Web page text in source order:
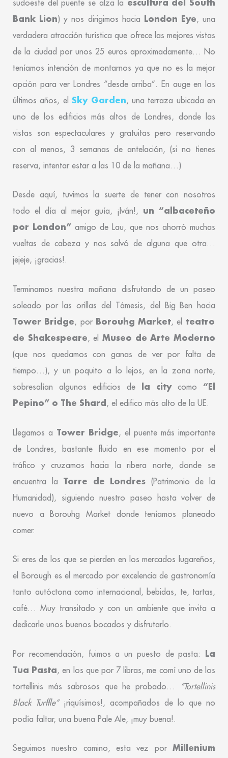
sudoeste del puente se alza la escultura del South
Bank Lion) y nos dirigimos hacia London Eye, una
verdadera atracción turística que ofrece las mejores vistas
de la ciudad por unos 25 euros aproximadamente… No
teníamos intención de montarnos ya que no es la mejor
opción para ver Londres “desde arriba”. En auge en los
últimos años, elSky Garden, una terraza ubicada en
uno de los edificios más altos de Londres, donde las
vistas son espectaculares y gratuitas pero reservando
con al menos, 3 semanas de antelación, (si no tienes
reserva, intentar estar a las 10 de la mañana…)
Desde aquí, tuvimos la suerte de tener con nosotros
todo el día al mejor guía, ¡Iván!, un “albaceteño
por London” amigo de Lau, que nos ahorró muchas
vueltas de cabeza y nos salvó de alguna que otra…
jejeje, ¡gracias!.
Terminamos nuestra mañana disfrutando de un paseo
soleado por las orillas del Támesis, del Big Ben hacia
Tower Bridge, por Borouhg Market, el teatro
de Shakespeare, elMuseo de Arte Moderno
(que nos quedamos con ganas de ver por falta de
tiempo…), y un poquito a lo lejos, en la zona norte,
sobresalían algunos edificios de
la citycomo “El
Pepino” o The Shard , el edifico más alto de la UE.
Llegamos a Tower Bridge, el puente más importante
de Londres, bastante fluido en ese momento por el
tráfico y cruzamos hacia la ribera norte, donde se
encuentra la Torre de Londres (Patrimonio de la
Humanidad), siguiendo nuestro paseo hasta volver de
nuevo a Borouhg Market donde teníamos planeado
comer.
Si eres de los que se pierden en los mercados lugareños,
el Borough es el mercado por excelencia de gastronomía
tanto autóctona como internacional, bebidas, te, tartas,
café… Muy transitado y con un ambiente que invita a
dedicarle unos buenos bocados y disfrutarlo.
Por recomendación, fuimos a un puesto de pasta: La
Tua Pasta, en los que por 7 libras, me comí uno de los
tortellinis más sabrosos que he probado…
“Tortellinis
Black Turffle”¡riquísimos!, acompañados de lo que no
podía faltar, una buena Pale Ale, ¡muy buena!.
Seguimos nuestro camino, esta vez por Millenium